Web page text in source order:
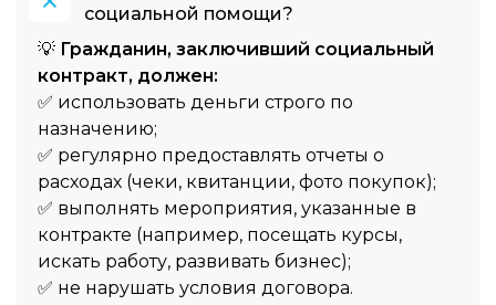
социальной помощи?
💡 Гражданин, заключивший социальный
контракт, должен:
✅ использовать деньги строго по
назначению;
✅ регулярно предоставлять отчеты о
расходах (чеки, квитанции, фото покупок);
✅ выполнять мероприятия, указанные в
контракте (например, посещать курсы,
искать работу, развивать бизнес);
✅ не нарушать условия договора.